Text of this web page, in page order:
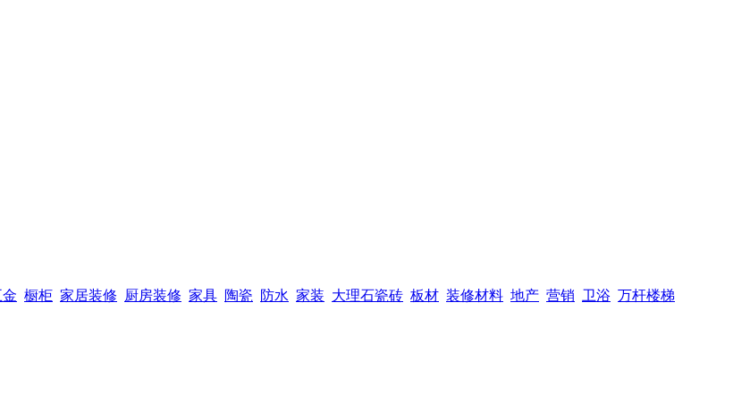
金 橱柜 家居装修 厨房装修 家具 陶瓷 防水 家装 大理石瓷砖 板材 装修材料 地产 营销 卫浴 万杆楼梯